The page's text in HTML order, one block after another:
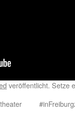
veröffentlicht. Setze